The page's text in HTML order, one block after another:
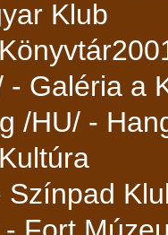
Klub
- Galéria a
/HU/ -
Színpad